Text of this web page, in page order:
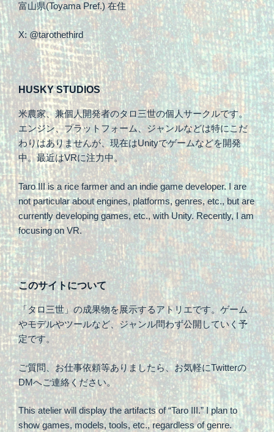
富山県(Toyama Pref.) 在住
X: @tarothethird
HUSKY STUDIOS
米農家、兼個人開発者のタロ三世の個人サークルです。
エンジン、プラットフォーム、ジャンルなどは特にこだ
わりはありませんが、現在はUnityでゲームなどを開発
中。最近はVRに注力中。
Taro III is a rice farmer and an indie game developer. I are
not particular about engines, platforms, genres, etc., but are
currently developing games, etc., with Unity. Recently, I am
focusing on VR.
このサイトについて
「タロ三世」の成果物を展示するアトリエです。ゲーム
やモデルやツールなど、ジャンル問わず公開していく予
定です。
ご質問、お仕事依頼等ありましたら、お気軽にTwitterの
DMへご連絡ください。
This atelier will display the artifacts of “Taro III.” I plan to
show games, models, tools, etc., regardless of genre.